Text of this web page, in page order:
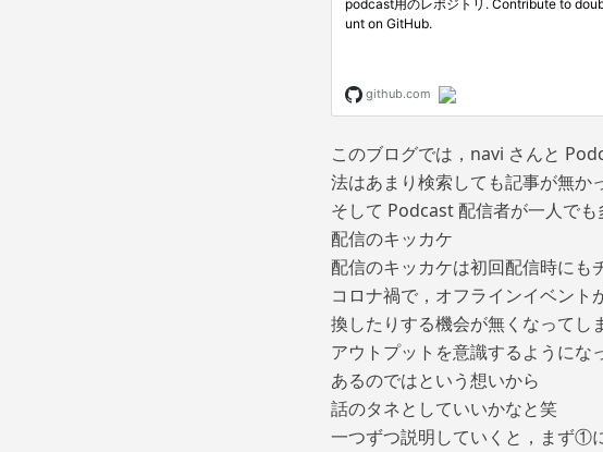
このブログでは，navi さんと
法はあまり検索しても記事が無か
そして Podcast 配信者が一人で
配信のキッカケ
配信のキッカケは初回配信時にも
コロナ禍で，オフラインイベン
換したりする機会が無くなってし
アウトプットを意識するようにな
あるのではという想いから
話のタネとしていいかなと笑
一つずつ説明していくと，まず①